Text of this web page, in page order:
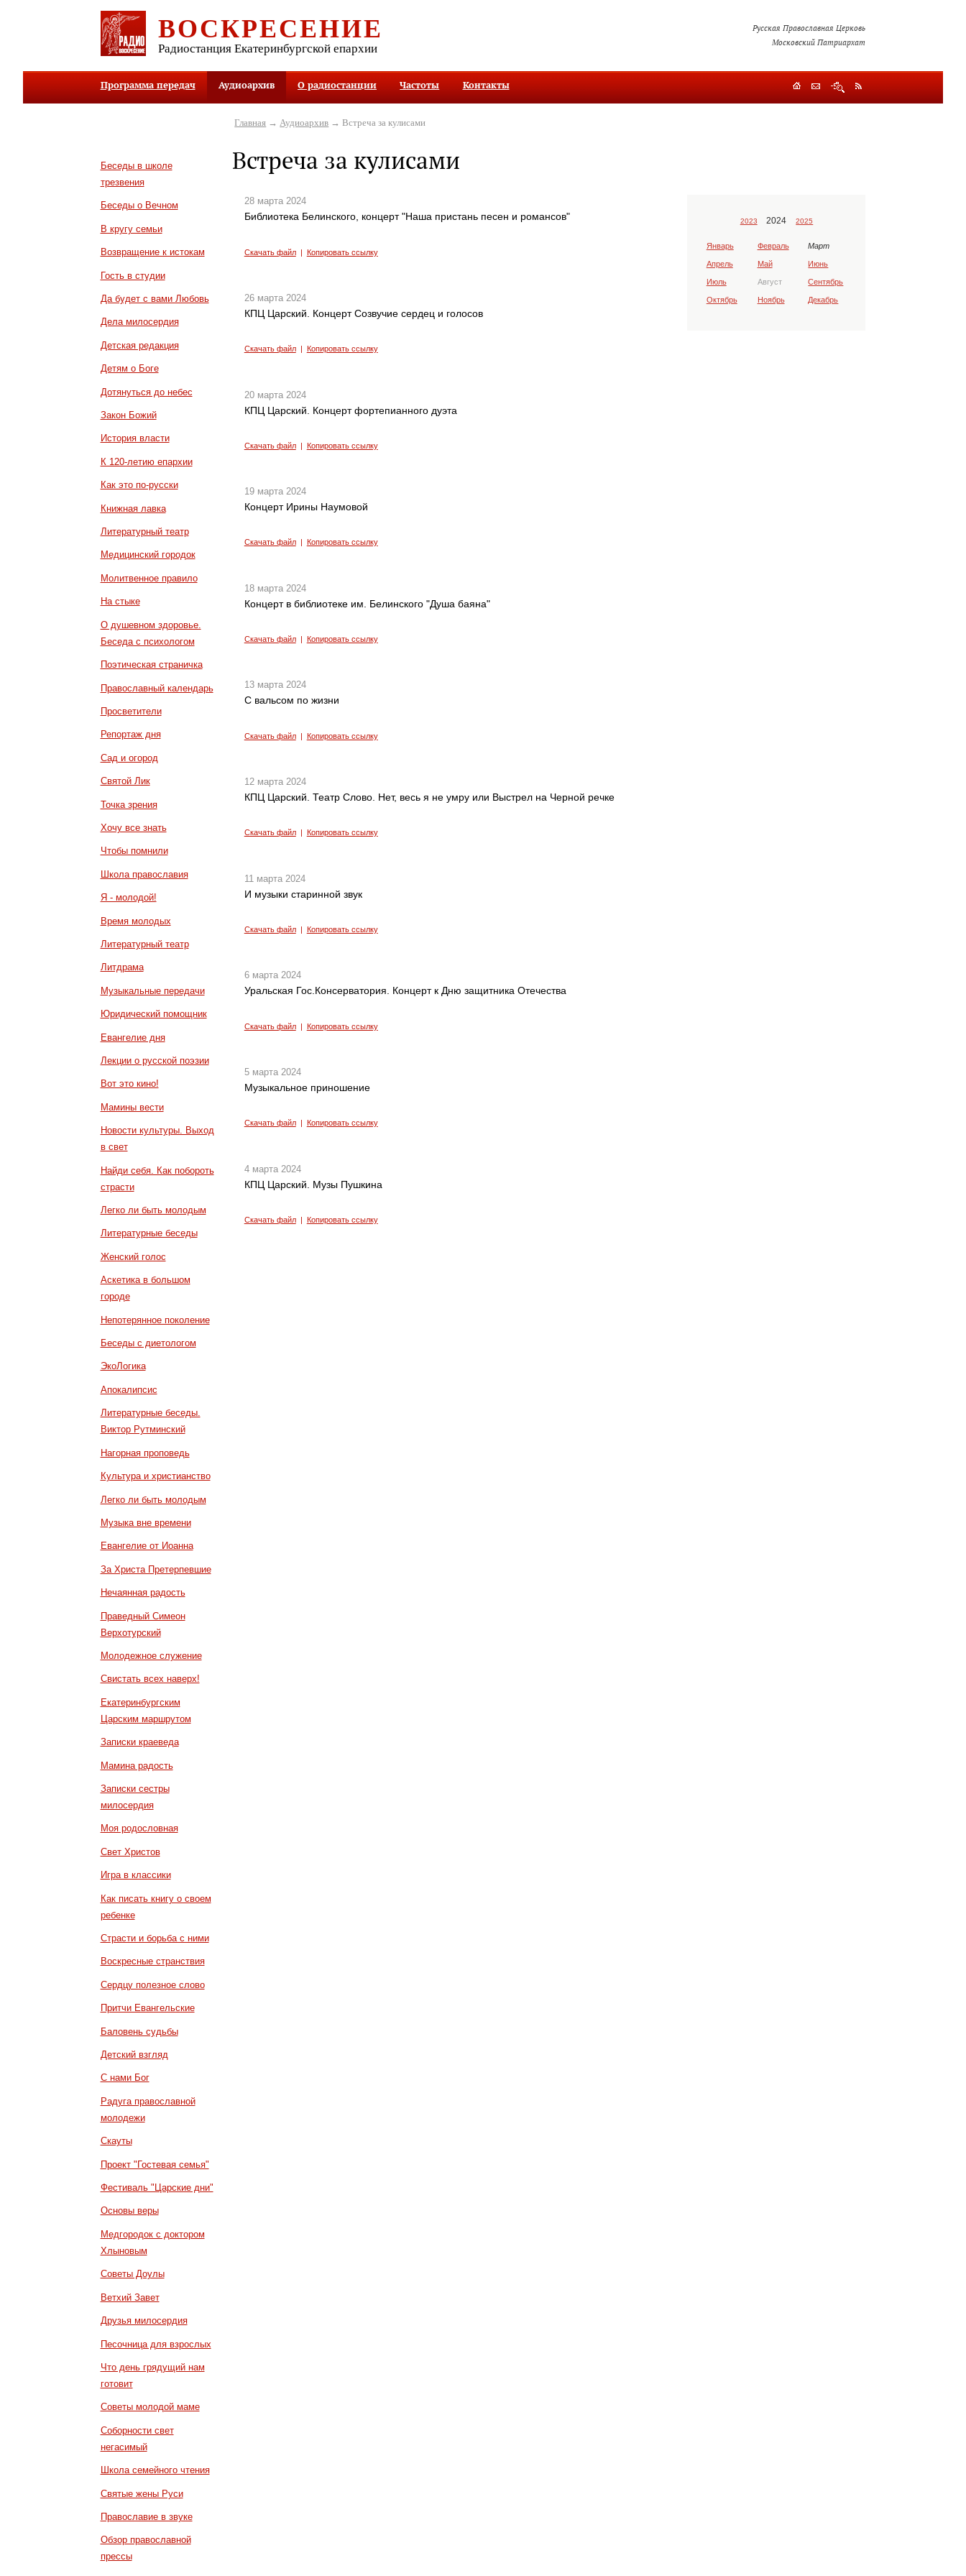
ВОСКРЕСЕНИЕ
Радиостанция Екатеринбургской епархии
Русская Православная Церковь
Московский Патриархат
Программа передач Аудиоархив О радиостанции Частоты Контакты
Беседы в школе
трезвения
Беседы о Вечном
В кругу семьи
Возвращение к истокам
Гость в студии
Да будет с вами Любовь
Дела милосердия
Детская редакция
Детям о Боге
Дотянуться до небес
Закон Божий
История власти
К 120-летию епархии
Как это по-русски
Книжная лавка
Литературный театр
Медицинский городок
Молитвенное правило
На стыке
О душевном здоровье.
Беседа с психологом
Поэтическая страничка
Православный календарь
Просветители
Репортаж дня
Сад и огород
Святой Лик
Точка зрения
Хочу все знать
Чтобы помнили
Школа православия
Я - молодой!
Время молодых
Литературный театр
Литдрама
Музыкальные передачи
Юридический помощник
Евангелие дня
Лекции о русской поэзии
Вот это кино!
Мамины вести
Новости культуры. Выход
в свет
Найди себя. Как побороть
страсти
Легко ли быть молодым
Литературные беседы
Женский голос
Аскетика в большом
городе
Непотерянное поколение
Беседы с диетологом
ЭкоЛогика
Апокалипсис
Литературные беседы.
Виктор Рутминский
Нагорная проповедь
Культура и христианство
Легко ли быть молодым
Музыка вне времени
Евангелие от Иоанна
За Христа Претерпевшие
Нечаянная радость
Праведный Симеон
Верхотурский
Молодежное служение
Свистать всех наверх!
Екатеринбургским
Царским маршрутом
Записки краеведа
Мамина радость
Записки сестры
милосердия
Моя родословная
Свет Христов
Игра в классики
Как писать книгу о своем
ребенке
Страсти и борьба с ними
Воскресные странствия
Сердцу полезное слово
Притчи Евангельские
Баловень судьбы
Детский взгляд
С нами Бог
Радуга православной
молодежи
Скауты
Проект "Гостевая семья"
Фестиваль "Царские дни"
Основы веры
Медгородок с доктором
Хлыновым
Советы Доулы
Ветхий Завет
Друзья милосердия
Песочница для взрослых
Что день грядущий нам
готовит
Советы молодой маме
Соборности свет
негасимый
Школа семейного чтения
Святые жены Руси
Православие в звуке
Обзор православной
прессы
Главная → Аудиоархив → Встреча за кулисами
Встреча за кулисами
28 марта 2024
Библиотека Белинского, концерт "Наша пристань песен и романсов"
Скачать файл| Копировать ссылку
26 марта 2024
КПЦ Царский. Концерт Созвучие сердец и голосов
Скачать файл| Копировать ссылку
20 марта 2024
КПЦ Царский. Концерт фортепианного дуэта
Скачать файл| Копировать ссылку
19 марта 2024
Концерт Ирины Наумовой
Скачать файл| Копировать ссылку
18 марта 2024
Концерт в библиотеке им. Белинского "Душа баяна"
Скачать файл| Копировать ссылку
13 марта 2024
С вальсом по жизни
Скачать файл| Копировать ссылку
12 марта 2024
КПЦ Царский. Театр Слово. Нет, весь я не умру или Выстрел на Черной речке
Скачать файл| Копировать ссылку
11 марта 2024
И музыки старинной звук
Скачать файл| Копировать ссылку
6 марта 2024
Уральская Гос.Консерватория. Концерт к Дню защитника Отечества
Скачать файл| Копировать ссылку
5 марта 2024
Музыкальное приношение
Скачать файл| Копировать ссылку
4 марта 2024
КПЦ Царский. Музы Пушкина
Скачать файл| Копировать ссылку
2023 2024 2025
Январь Февраль Март
Апрель Май Июнь
Июль Август Сентябрь
Октябрь Ноябрь Декабрь